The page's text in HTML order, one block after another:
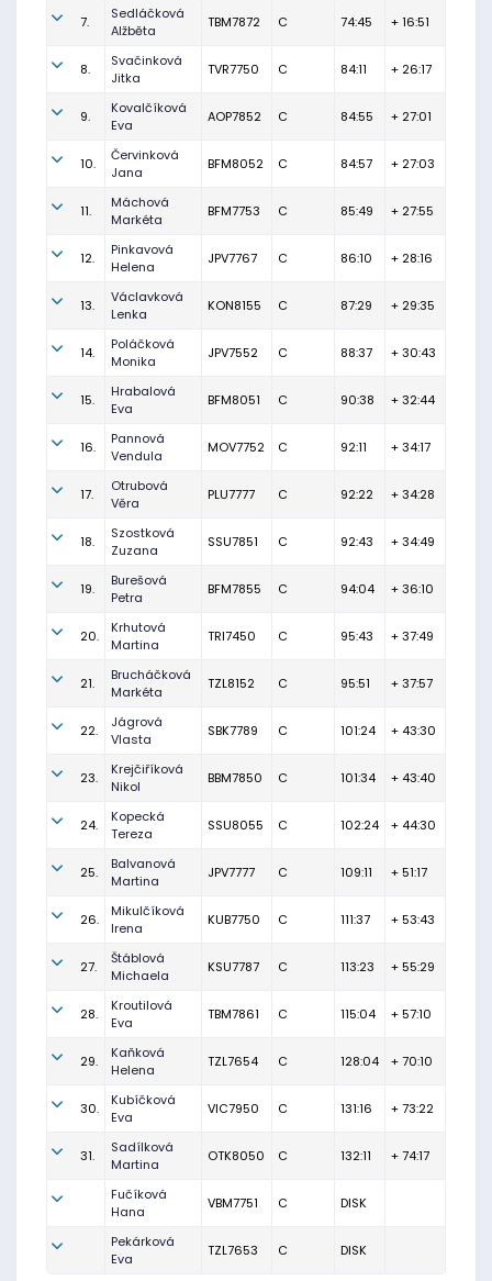
7.
Sedláčková
Alžběta
TBM7872 C 74:45 + 16:51
8.
Svačinková
Jitka
TVR7750 C 84:11 + 26:17
9.
Kovalčíková
Eva
AOP7852 C 84:55 + 27:01
10.
Červinková
Jana
BFM8052 C 84:57 + 27:03
11.
Máchová
Markéta
BFM7753 C 85:49 + 27:55
12.
Pinkavová
Helena
JPV7767 C 86:10 + 28:16
13.
Václavková
Lenka
KON8155 C 87:29 + 29:35
14.
Poláčková
Monika
JPV7552 C 88:37 + 30:43
15.
Hrabalová
Eva
BFM8051 C 90:38 + 32:44
16.
Pannová
Vendula
MOV7752 C 92:11 + 34:17
17.
Otrubová
Věra
PLU7777 C 92:22 + 34:28
18.
Szostková
Zuzana
SSU7851 C 92:43 + 34:49
19.
Burešová
Petra
BFM7855 C 94:04 + 36:10
20.
Krhutová
Martina
TRI7450 C 95:43 + 37:49
21.
Brucháčková
Markéta
TZL8152 C 95:51 + 37:57
22.
Jágrová
Vlasta
SBK7789 C 101:24 + 43:30
23.
Krejčiříková
Nikol
BBM7850 C 101:34 + 43:40
24.
Kopecká
Tereza
SSU8055 C 102:24 + 44:30
25.
Balvanová
Martina
JPV7777 C 109:11 + 51:17
26.
Mikulčíková
Irena
KUB7750 C 111:37 + 53:43
27.
Štáblová
Michaela
KSU7787 C 113:23 + 55:29
28.
Kroutilová
Eva
TBM7861 C 115:04 + 57:10
29.
Kaňková
Helena
TZL7654 C 128:04 + 70:10
30.
Kubíčková
Eva
VIC7950 C 131:16 + 73:22
31.
Sadílková
Martina
OTK8050 C 132:11 + 74:17
Fučíková
Hana
VBM7751 C DISK
Pekárková
Eva
TZL7653 C DISK